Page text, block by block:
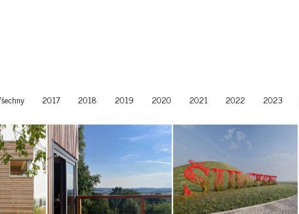
2017 2018 2019 2020 2021 2022 2023